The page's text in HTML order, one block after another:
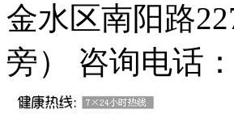
金水区南阳路
旁）
咨询电话